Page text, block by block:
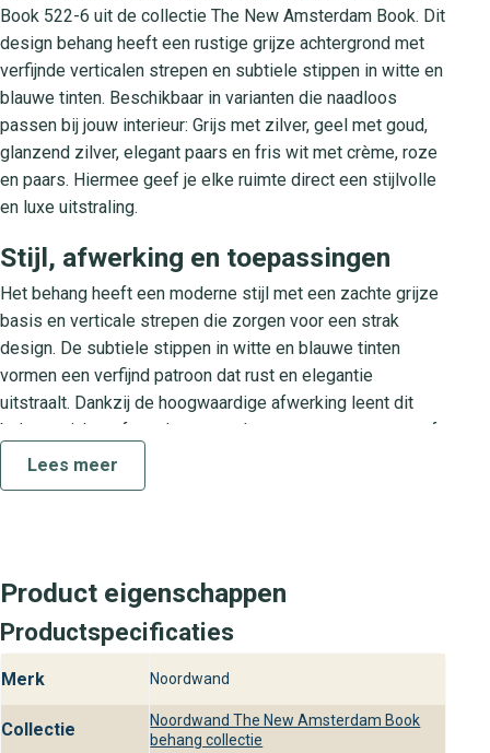
Book 522-6 uit de collectie The New Amsterdam Book. Dit
design behang heeft een rustige grijze achtergrond met
verfijnde verticalen strepen en subtiele stippen in witte en
blauwe tinten. Beschikbaar in varianten die naadloos
passen bij jouw interieur: Grijs met zilver, geel met goud,
glanzend zilver, elegant paars en fris wit met crème, roze
en paars. Hiermee geef je elke ruimte direct een stijlvolle
en luxe uitstraling.
Stijl, afwerking en toepassingen
Het behang heeft een moderne stijl met een zachte grijze
basis en verticale strepen die zorgen voor een strak
design. De subtiele stippen in witte en blauwe tinten
vormen een verfijnd patroon dat rust en elegantie
uitstraalt. Dankzij de hoogwaardige afwerking leent dit
behang zich perfect als eyecatcher op een accentmuur of
als volledige wandbekleding voor een eigentijds interieur.
Creëer een stijlvolle sfeer in je woonkamer, slaapkamer of
De collectie The New Amsterdam Book staat voor tijdloos
design met een luxe uitstraling. Elke print is zorgvuldig
samengesteld om jouw muren een verfijnde
wandbekleding te bieden. Met aandacht voor detail en
hoogwaardige materialen past deze collectie moeiteloos
in diverse interieurstijlen, van modern tot klassiek, en
Lees meer
Product eigenschappen
Productspecificaties
Merk Noordwand
Collectie
Noordwand The New Amsterdam Book
behang collectie